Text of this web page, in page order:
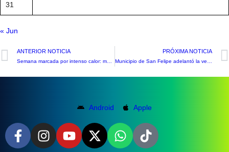
31
« Jun
ANTERIOR NOTICIA
Semana marcada por intenso calor: máximas superarían los 35°C en el Valle
PRÓXIMA NOTICIA
Municipio de San Felipe adelantó la venta de permisos de circulación
Android Apple